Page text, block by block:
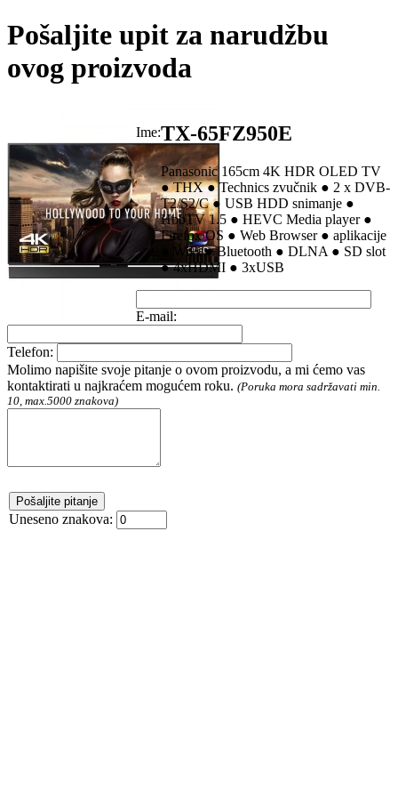
Pošaljite upit za narudžbu
ovog proizvoda
TX-65FZ950E
Panasonic 165cm 4K HDR OLED TV
● THX ● Technics zvučnik ● 2 x DVB-
T2/S2/C ● USB HDD snimanje ●
HbbTV 1.5 ● HEVC Media player ●
Firefox OS ● Web Browser ● aplikacije
● WiFi ● Bluetooth ● DLNA ● SD slot
● 4xHDMI ● 3xUSB
Ime:
E-mail:
Telefon:
Molimo napišite svoje pitanje o ovom proizvodu, a mi ćemo vas
kontaktirati u najkraćem mogućem roku. (Poruka mora sadržavati min.
10, max.5000 znakova)
Uneseno znakova: